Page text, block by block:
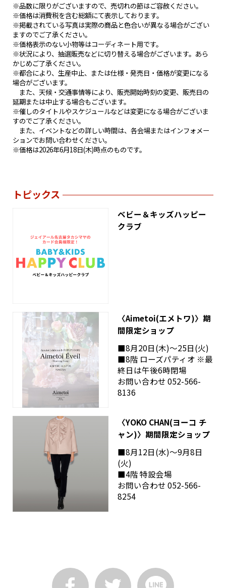
※品数に限りがございますので、売切れの節はご容赦ください。
※価格は消費税を含む総額にて表示しております。
※掲載されている写真は実際の商品と色合いが異なる場合がござい
ますのでご了承ください。
※価格表示のない小物等はコーディネート用です。
※状況により、抽選販売などに切り替える場合がございます。あら
かじめご了承ください。
※都合により、生産中止、または仕様・発売日・価格が変更になる
場合がございます。
また、天候・交通事情等により、販売開始時刻の変更、販売日の
延期または中止する場合もございます。
※催しのタイトルやスケジュールなどは変更になる場合がございま
すのでご了承ください。
また、イベントなどの詳しい時間は、各会場またはインフォメー
ションでお問い合わせください。
※価格は2026年6月18日(木)時点のものです。
トピックス
ベビー＆キッズハッピー
クラブ
〈Aimetoi(エメトワ)〉期
間限定ショップ
■8月20日(木)～25日(火)
■8階 ローズパティオ ※最
終日は午後6時閉場
お問い合わせ 052-566-
8136
〈YOKO CHAN(ヨーコ チ
ャン)〉期間限定ショップ
■8月12日(水)～9月8日
(火)
■4階 特設会場
お問い合わせ 052-566-
8254